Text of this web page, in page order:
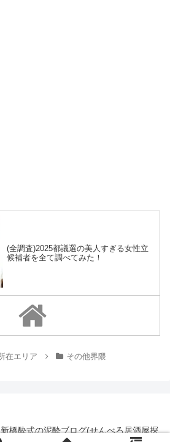
(全調査)2025都議選の美人すぎる女性立
候補者を全て調べてみた！
在エリア その他界隈
橋酔式の泥酔ブログ(せんべろ居酒屋探